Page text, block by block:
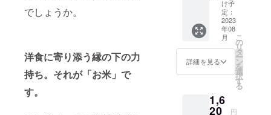
でしょうか。
洋食に寄り添う縁の下の力
持ち。それが「お米」で
す。
スでお
送りし
ます。
保存方
法 冷
暗所 お
米はお
のた
め、 明
茶碗約4
杯分
…１袋
（国内
販売向
けNEW
デザイ
ン） お
いしい
炊き方
け予
定：
2023
年08
月
詳細を見る
こ
の
リ
タ
ー
ン
を
選
択
す
る
1,6
20 円